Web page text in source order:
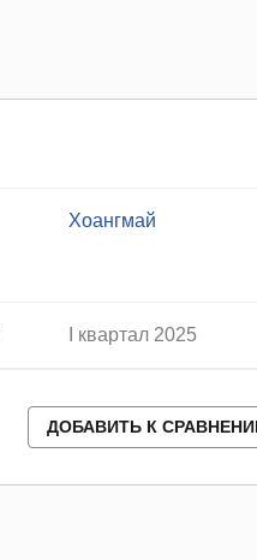
Хоангмай
I квартал 2025
ДОБАВИТЬ К